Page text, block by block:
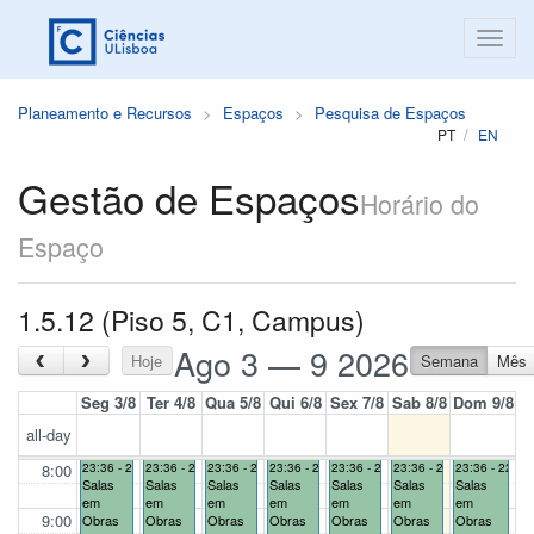
Planeamento e Recursos Espaços Pesquisa de Espaços
PT EN
Gestão de EspaçosHorário do
Espaço
1.5.12 (Piso 5, C1, Campus)
‹ › Hoje Ago 3 — 9 2026 Semana
Mês
Seg 3/8 Ter 4/8 Qua 5/8 Qui 6/8 Sex 7/8 Sab 8/8 Dom 9/8
all-day
23:36 - 22:59
Salas
em
Obras
23:36 - 22:59
Salas
em
Obras
23:36 - 22:59
Salas
em
Obras
23:36 - 22:59
Salas
em
Obras
23:36 - 22:59
Salas
em
Obras
23:36 - 22:59
Salas
em
Obras
23:36 - 22:59
Salas
em
Obras
8:00
9:00